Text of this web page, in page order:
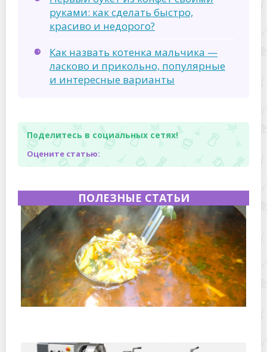
руками: как сделать быстро,
красиво и недорого?
Как назвать котенка мальчика —
ласково и прикольно, популярные
и интересные варианты
Поделитесь в социальных сетях!
Оцените статью:
ПОЛЕЗНЫЕ СТАТЬИ